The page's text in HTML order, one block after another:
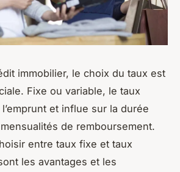
immobilier, le choix du taux est
Fixe ou variable, le taux
et influe sur la durée
de remboursement.
entre taux fixe et taux
les avantages et les